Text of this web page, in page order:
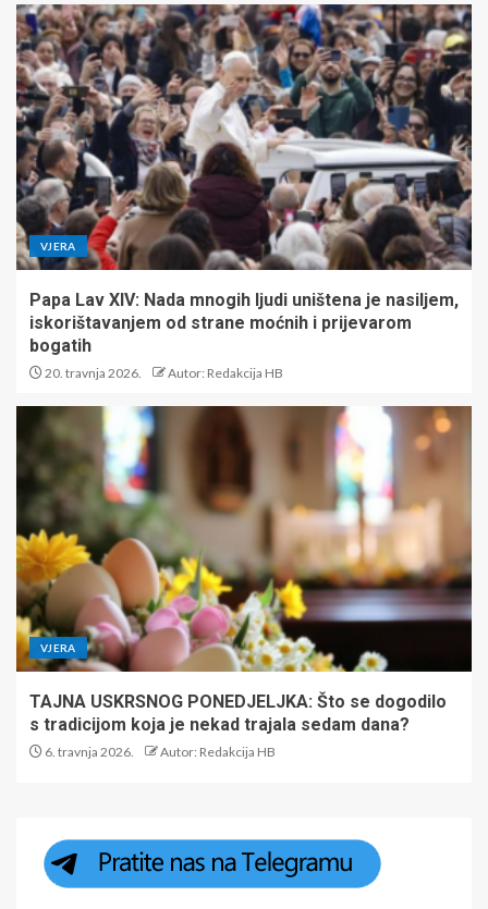
VJERA
Papa Lav XIV: Nada mnogih ljudi uništena je nasiljem,
iskorištavanjem od strane moćnih i prijevarom
bogatih
20. travnja 2026. Autor: Redakcija HB
VJERA
TAJNA USKRSNOG PONEDJELJKA: Što se dogodilo
s tradicijom koja je nekad trajala sedam dana?
6. travnja 2026. Autor: Redakcija HB